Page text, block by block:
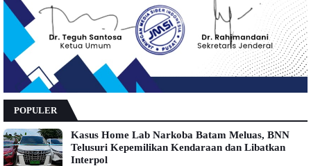
POPULER
Kasus Home Lab Narkoba Batam Meluas, BNN
Telusuri Kepemilikan Kendaraan dan Libatkan
Interpol